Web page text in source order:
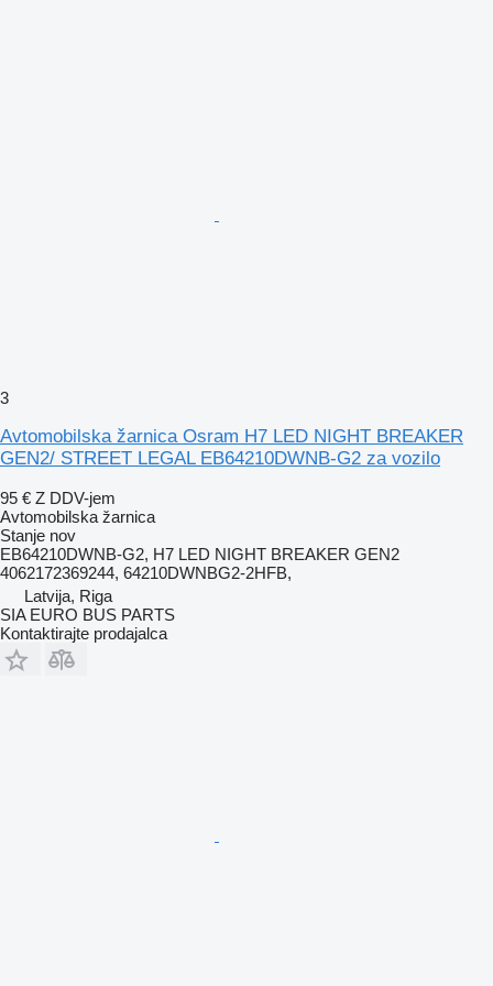
3
Avtomobilska žarnica Osram H7 LED NIGHT BREAKER
GEN2/ STREET LEGAL EB64210DWNB-G2 za vozilo
95 € Z DDV-jem
Avtomobilska žarnica
Stanje nov
EB64210DWNB-G2, H7 LED NIGHT BREAKER GEN2
4062172369244, 64210DWNBG2-2HFB,
Latvija, Riga
SIA EURO BUS PARTS
Kontaktirajte prodajalca